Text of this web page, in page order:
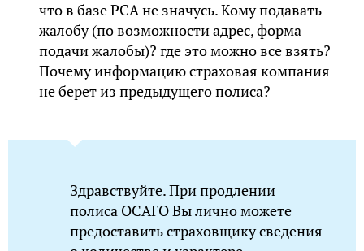
что в базе РСА не значусь. Кому подавать
жалобу (по возможности адрес, форма
подачи жалобы)? где это можно все взять?
Почему информацию страховая компания
не берет из предыдущего полиса?
Здравствуйте. При продлении
полиса ОСАГО Вы лично можете
предоставить страховщику сведения